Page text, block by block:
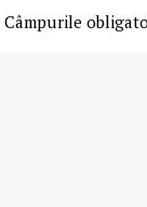
Câmpurile